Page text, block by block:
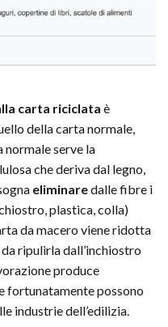
carta riciclata è
della carta normale,
normale serve la
che deriva dal legno,
eliminaredalle fibre i
plastica, colla)
da macero viene ridotta
ripulirla dall’inchiostro
produce
fortunatamente possono
industrie dell’edilizia.